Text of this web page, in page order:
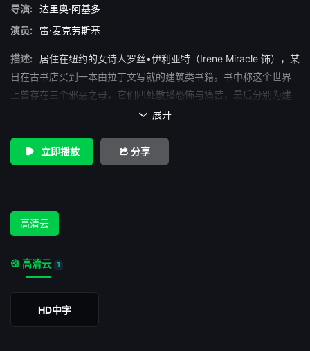
导演:
达里奥·阿基多
演员:
雷·麦克劳斯基
描述:
居住在纽约的女诗人罗丝•伊利亚特（Irene Miracle 饰），某
日在古书店买到一本由拉丁文写就的建筑类书籍。书中称这个世界
上曾存在三个邪恶之母，它们四处散播恐怖与痛苦，最后分别为建
筑师镇在罗马、纽约以及德国的弗莱堡的三个建筑中。罗丝怀疑她
马克（Leigh McCloskey 饰），随后自己则只身走入地下室一探究
竟。 收到信的马克与姐姐通话，然而电话却突然中断。他连忙
 展开
立即播放 分享
高清云
高清云 1
HD中字